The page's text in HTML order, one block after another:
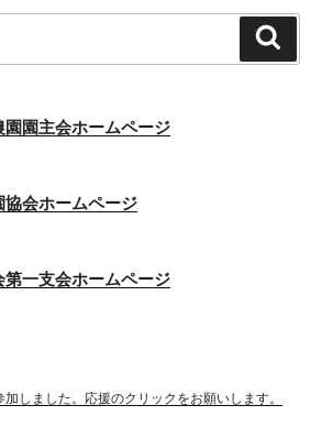
園主会ホームページ
会ホームページ
一支会ホームページ
しました。応援のクリックをお願いします。